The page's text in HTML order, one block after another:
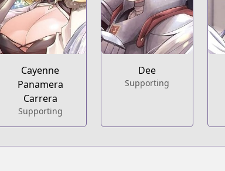
Cayenne
Panamera
Carrera
Supporting
Dee
Supporting